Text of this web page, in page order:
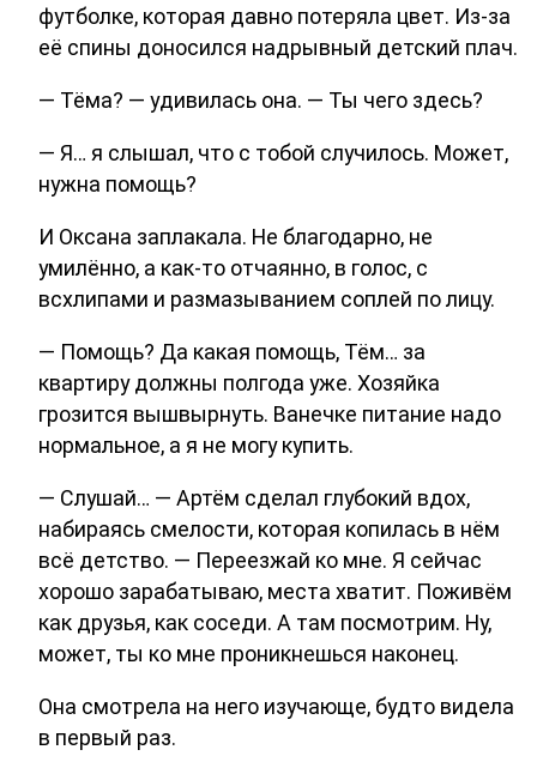
футболке, которая давно потеряла цвет. Из-за
её спины доносился надрывный детский плач.
— Тёма? — удивилась она. — Ты чего здесь?
— Я… я слышал, что с тобой случилось. Может,
нужна помощь?
И Оксана заплакала. Не благодарно, не
умилённо, а как-то отчаянно, в голос, с
всхлипами и размазыванием соплей по лицу.
— Помощь? Да какая помощь, Тём… за
квартиру должны полгода уже. Хозяйка
грозится вышвырнуть. Ванечке питание надо
нормальное, а я не могу купить.
— Слушай… — Артём сделал глубокий вдох,
набираясь смелости, которая копилась в нём
всё детство. — Переезжай ко мне. Я сейчас
хорошо зарабатываю, места хватит. Поживём
как друзья, как соседи. А там посмотрим. Ну,
может, ты ко мне проникнешься наконец.
Она смотрела на него изучающе, будто видела
в первый раз.